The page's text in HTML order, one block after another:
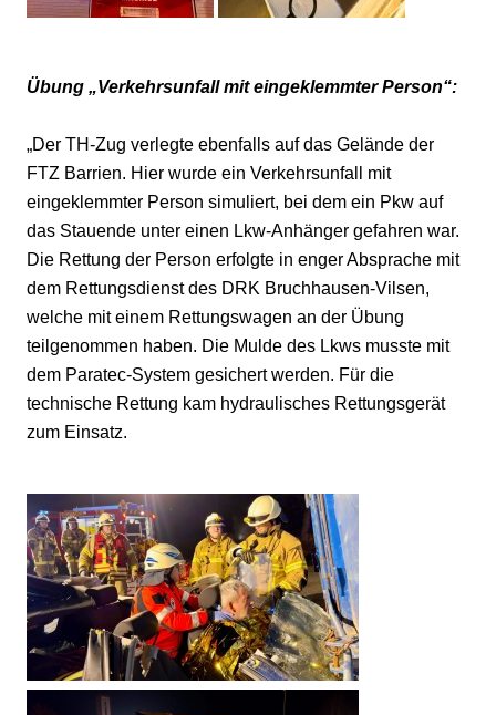
Übung „Verkehrsunfall mit eingeklemmter Person“:
„Der TH-Zug verlegte ebenfalls auf das Gelände der
FTZ Barrien. Hier wurde ein Verkehrsunfall mit
eingeklemmter Person simuliert, bei dem ein Pkw auf
das Stauende unter einen Lkw-Anhänger gefahren war.
Die Rettung der Person erfolgte in enger Absprache mit
dem Rettungsdienst des DRK Bruchhausen-Vilsen,
welche mit einem Rettungswagen an der Übung
teilgenommen haben. Die Mulde des Lkws musste mit
dem Paratec-System gesichert werden. Für die
technische Rettung kam hydraulisches Rettungsgerät
zum Einsatz.